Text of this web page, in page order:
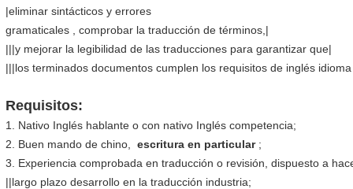
|eliminar sintácticos y errores
gramaticales , comprobar la traducción de términos,|
|||y mejorar la legibilidad de las traducciones para garantizar que|
|||los terminados documentos cumplen los requisitos de inglés
Requisitos:
1. Nativo Inglés hablante o con nativo Inglés competencia;
2. Buen mando de chino, escritura en particular;
3. Experiencia comprobada en traducción o revisión, dispuesto a
||largo plazo desarrollo en la traducción industria;